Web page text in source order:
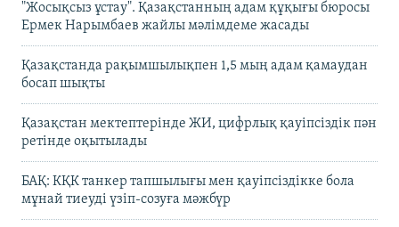
"Жосықсыз ұстау". Қазақстанның адам құқығы бюросы
Ермек Нарымбаев жайлы мәлімдеме жасады
Қазақстанда рақымшылықпен 1,5 мың адам қамаудан
босап шықты
Қазақстан мектептерінде ЖИ, цифрлық қауіпсіздік пән
ретінде оқытылады
БАҚ: КҚК танкер тапшылығы мен қауіпсіздікке бола
мұнай тиеуді үзіп-созуға мәжбүр